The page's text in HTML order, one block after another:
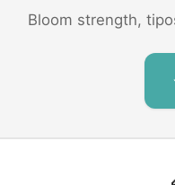
Bloom strength,